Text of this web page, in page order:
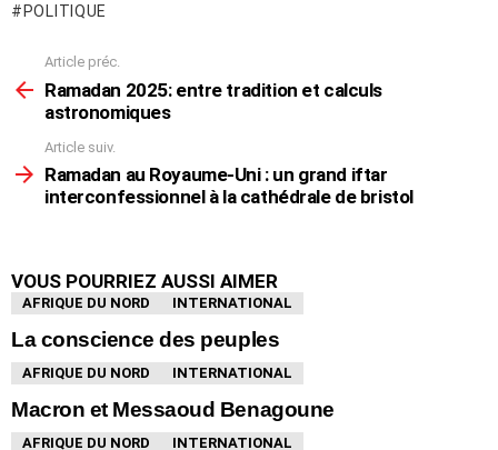
POLITIQUE
voir
Article préc.
Ramadan 2025: entre tradition et calculs
astronomiques
Article suiv.
Ramadan au Royaume-Uni : un grand iftar
interconfessionnel à la cathédrale de bristol
VOUS POURRIEZ AUSSI AIMER
AFRIQUE DU NORD INTERNATIONAL
La conscience des peuples
AFRIQUE DU NORD INTERNATIONAL
Macron et Messaoud Benagoune
AFRIQUE DU NORD INTERNATIONAL